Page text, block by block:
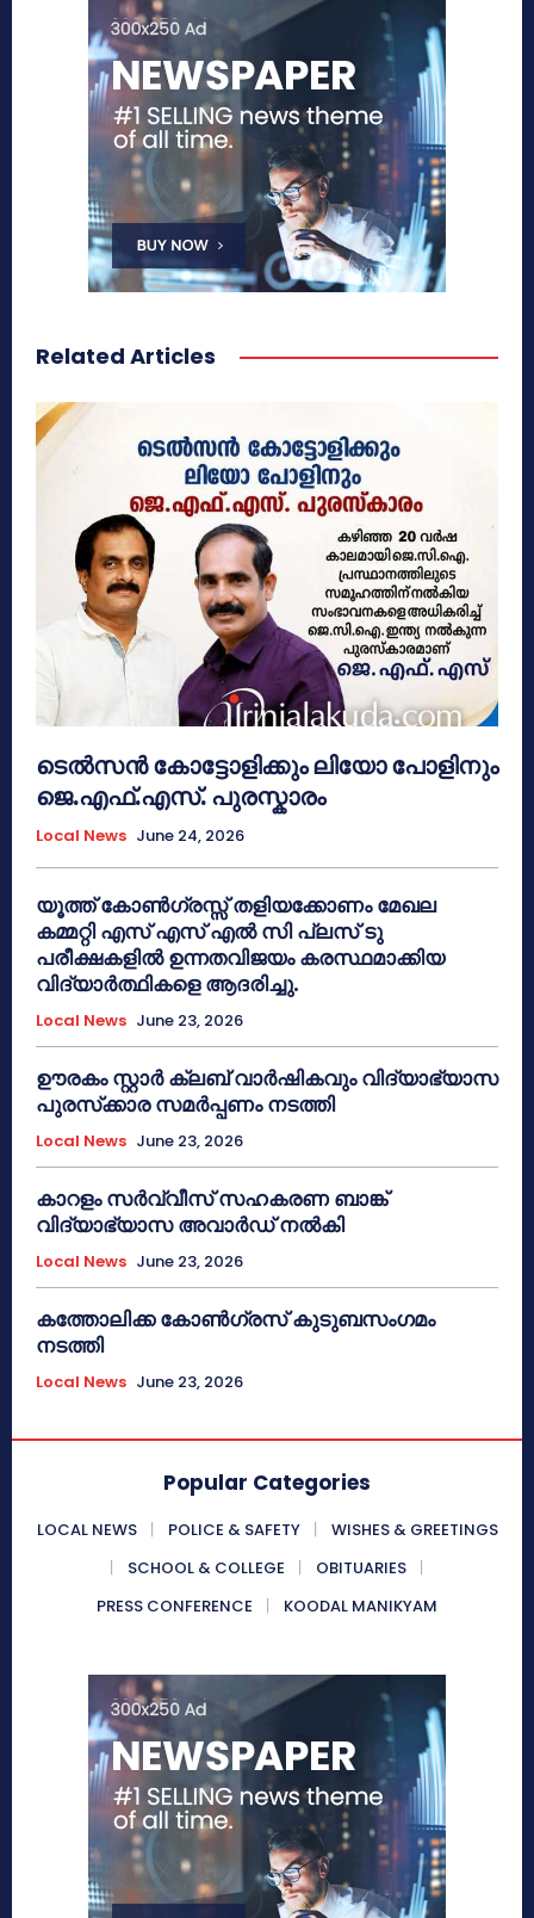
Related Articles
ടെൽസൻ കോട്ടോളിക്കും ലിയോ പോളിനും
ജെ.എഫ്.എസ്. പുരസ്കാരം
Local News June 24, 2026
യൂത്ത് കോൺഗ്രസ്സ് തളിയക്കോണം മേഖല
കമ്മറ്റി എസ് എസ് എൽ സി പ്ലസ് ടു
പരീക്ഷകളിൽ ഉന്നതവിജയം കരസ്ഥമാക്കിയ
വിദ്യാർത്ഥികളെ ആദരിച്ചു.
Local News June 23, 2026
ഊരകം സ്റ്റാർ ക്ലബ് വാർഷികവും വിദ്യാഭ്യാസ
പുരസ്‌ക്കാര സമർപ്പണം നടത്തി
Local News June 23, 2026
കാറളം സർവ്വീസ് സഹകരണ ബാങ്ക്
വിദ്യാഭ്യാസ അവാർഡ് നൽകി
Local News June 23, 2026
കത്തോലിക്ക കോൺഗ്രസ് കുടുബസംഗമം
നടത്തി
Local News June 23, 2026
Popular Categories
LOCAL NEWS POLICE & SAFETY
WISHES & GREETINGS
SCHOOL & COLLEGE
OBITUARIES
PRESS CONFERENCE
KOODAL MANIKYAM